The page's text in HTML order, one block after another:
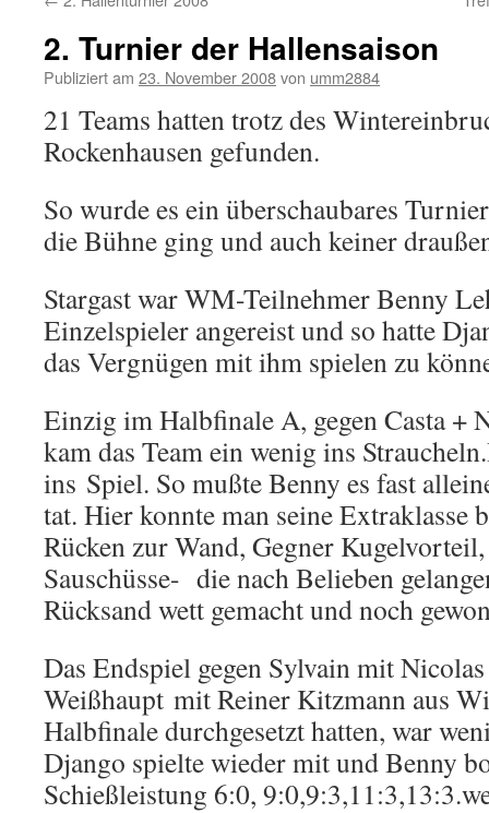
2. Turnier der Hallensaison
Publiziert am 23. November 2008von umm2884
21 Teams hatten trotz des
Rockenhausen gefunden.
So wurde es ein überschaubares
die Bühne ging und auch keiner
Stargast war WM-Teilnehmer Benny
Einzelspieler angereist und so hatte
das Vergnügen mit ihm spielen zu
Einzig im Halbfinale A, gegen Casta +
kam das Team ein wenig ins
ins Spiel. So mußte Benny es fast
tat. Hier konnte man seine Extraklasse
Rücken zur Wand, Gegner
Sauschüsse- die nach Belieben
Rücksand wett gemacht und noch
Das Endspiel gegen Sylvain mit
Weißhaupt mit Reiner Kitzmann aus
Halbfinale durchgesetzt hatten, war
Django spielte wieder mit und Benny
Schießleistung 6:0, 9:0,9:3,11:3,13:3.